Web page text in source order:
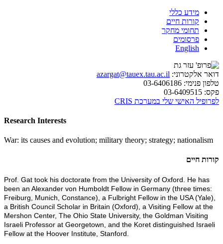
מידע כללי
קורות חיים
תחומי מחקר
פרסומים
English
דואר אלקטרוני: azargat@tauex.tau.ac.il
טלפון פנימי:
פקס:
לפרופיל האישי שלי במערכת CRIS
Research Interests
War: its causes and evolution; military theory; strategy; nationalism
קורות חיים
Prof. Gat took his doctorate from the University of Oxford. He has
been an Alexander von Humboldt Fellow in Germany (three times:
Freiburg, Munich, Constance), a Fulbright Fellow in the USA (Yale),
a British Council Scholar in Britain (Oxford), a Visiting Fellow at the
Mershon Center, The Ohio State University, the Goldman Visiting
Israeli Professor at Georgetown, and the Koret distinguished Israeli
Fellow at the Hoover Institute, Stanford.